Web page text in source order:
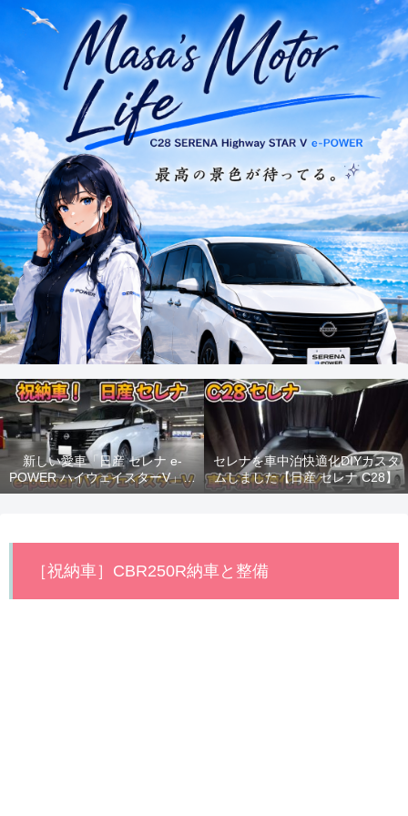
新しい愛車「日産 セレナ e-
POWER ハイウェイスターV」納
車！
セレナを車中泊快適化DIYカスタ
ムしました【日産 セレナ C28】
［祝納車］CBR250R納車と整備